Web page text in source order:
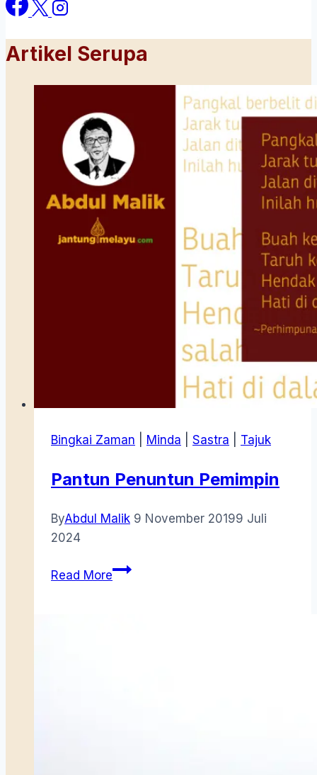
Artikel Serupa
Bingkai Zaman Minda Sastra Tajuk
Pantun Penuntun Pemimpin
ByAbdul Malik 9 November 20199 Juli
2024
Read MorePantun